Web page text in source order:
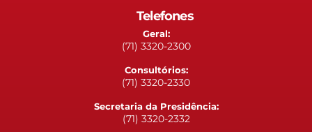
Telefones
Geral:
(71) 3320-2300
Consultórios:
(71) 3320-2330
Secretaria da Presidência:
(71) 3320-2332